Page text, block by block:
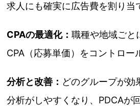
求人にも確実に広告費を割り当
CPAの最適化：職種や地域ごと
CPA（応募単価）をコントロー
分析と改善： どのグループが効
分析がしやすくなり、PDCAが